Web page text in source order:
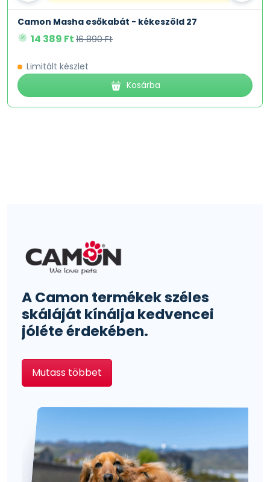
Camon Masha esőkabát - kékeszöld 27
14 389 Ft 16 890 Ft
Limitált készlet
Kosárba
A Camon termékek széles
skáláját kínálja kedvencei
jóléte érdekében.
Mutass többet